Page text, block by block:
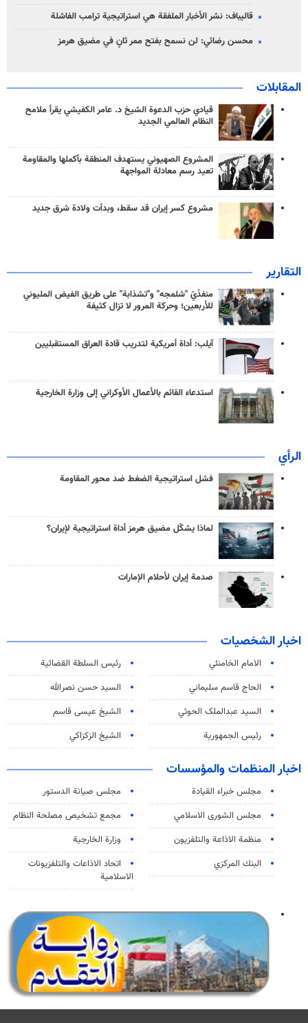
قاليباف: نشر الأخبار الملفقة هي استراتيجية ترامب الفاشلة
محسن رضائي: لن نسمح بفتح ممر ثانٍ في مضيق هرمز
المقابلات
قيادي حزب الدعوة الشيخ د. عامر الكفيشي يقرأ ملامح
النظام العالمي الجديد
المشروع الصهيوني يستهدف المنطقة بأكملها والمقاومة
تعيد رسم معادلة المواجهة
مشروع كسر إيران قد سقط، وبدأت ولادة شرق جديد
التقارير
منفذَيّ "شلمجه" و"تشذابة" على طريق الفيض المليوني
للأربعين؛ وحركة المرور لا تزال كثيفة
آيلب: أداة أمريكية لتدريب قادة العراق المستقبليين
استدعاء القائم بالأعمال الأوكراني إلى وزارة الخارجية
الرأي
فشل استراتيجية الضغط ضد محور المقاومة
لماذا يشكّل مضيق هرمز أداة استراتيجية لإيران؟
صدمة إيران لأحلام الإمارات
اخبار الشخصيات
الامام الخامنئي
رئیس السلطة القضائیة
الحاج قاسم سليماني
السيد حسن نصرالله
السید عبدالملک الحوثي
الشيخ عيسى قاسم
رئيس الجمهورية
الشيخ الزكزاكي
اخبار المنظمات والمؤسسات
مجلس خبراء القيادة
مجلس صيانة الدستور
مجلس الشورى الاسلامي
مجمع تشخيص مصلحة النظام
منظمة الاذاعة والتلفزیون
وزارة الخارجية
البنك المركزي
اتحاد الاذاعات والتلفزيونات
الاسلامية